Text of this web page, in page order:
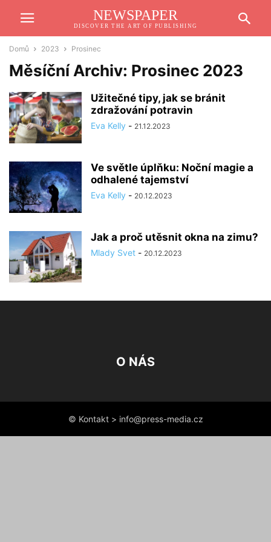
NEWSPAPER
DISCOVER THE ART OF PUBLISHING
Domů 2023 Prosinec
Měsíční Archiv: Prosinec 2023
Užitečné tipy, jak se bránit
zdražování potravin
Eva Kelly - 21.12.2023
Ve světle úplňku: Noční magie a
odhalené tajemství
Eva Kelly - 20.12.2023
Jak a proč utěsnit okna na zimu?
Mlady Svet - 20.12.2023
O NÁS
© Kontakt > info@press-media.cz